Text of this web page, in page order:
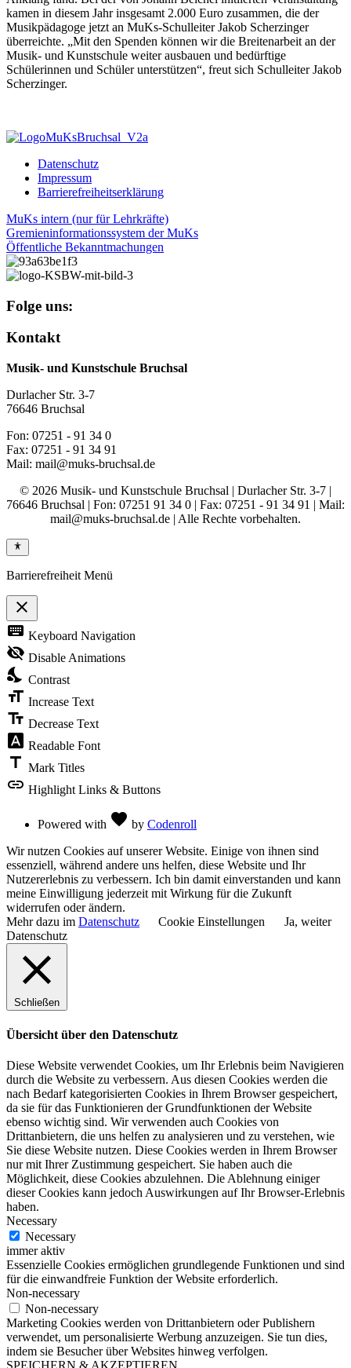
kamen in diesem Jahr insgesamt 2.000 Euro zusammen, die der
Musikpädagoge jetzt an MuKs-Schulleiter Jakob Scherzinger
überreichte. „Mit den Spenden können wir die Breitenarbeit an der
Musik- und Kunstschule weiter ausbauen und bedürftige
Schülerinnen und Schüler unterstützen“, freut sich Schulleiter Jakob
Scherzinger.
Datenschutz
Impressum
Barrierefreiheitserklärung
MuKs intern (nur für Lehrkräfte)
Gremieninformationssystem der MuKs
Öffentliche Bekanntmachungen
Folge uns:
Kontakt
Musik- und Kunstschule Bruchsal
Durlacher Str. 3-7
76646 Bruchsal
Fon: 07251 - 91 34 0
Fax: 07251 - 91 34 91
Mail: mail@muks-bruchsal.de
© 2026 Musik- und Kunstschule Bruchsal | Durlacher Str. 3-7 |
76646 Bruchsal | Fon: 07251 91 34 0 | Fax: 07251 - 91 34 91 | Mail:
mail@muks-bruchsal.de | Alle Rechte vorbehalten.
Barrierefreiheit Menü
close
Toggle
the
visibility
of
Accessibility
Toolbar
keyboard Keyboard Navigation
visibility_off Disable Animations
nights_stay Contrast
format_size Increase Text
text_fields Decrease Text
font_download Readable Font
title Mark Titles
link Highlight Links & Buttons
Powered with favorite by Codenroll
Wir nutzen Cookies auf unserer Website. Einige von ihnen sind
essenziell, während andere uns helfen, diese Website und Ihr
Nutzererlebnis zu verbessern. Ich bin damit einverstanden und kann
meine Einwilligung jederzeit mit Wirkung für die Zukunft
widerrufen oder ändern.
Mehr dazu im Datenschutz Cookie Einstellungen
Ja, weiter
Datenschutz
Schließen
Übersicht über den Datenschutz
Diese Website verwendet Cookies, um Ihr Erlebnis beim Navigieren
durch die Website zu verbessern. Aus diesen Cookies werden die
nach Bedarf kategorisierten Cookies in Ihrem Browser gespeichert,
da sie für das Funktionieren der Grundfunktionen der Website
ebenso wichtig sind. Wir verwenden auch Cookies von
Drittanbietern, die uns helfen zu analysieren und zu verstehen, wie
Sie diese Website nutzen. Diese Cookies werden in Ihrem Browser
nur mit Ihrer Zustimmung gespeichert. Sie haben auch die
Möglichkeit, diese Cookies abzulehnen. Die Ablehnung einiger
dieser Cookies kann jedoch Auswirkungen auf Ihr Browser-Erlebnis
haben.
Necessary
Necessary
immer aktiv
Essenzielle Cookies ermöglichen grundlegende Funktionen und sind
für die einwandfreie Funktion der Website erforderlich.
Non-necessary
Non-necessary
Marketing Cookies werden von Drittanbietern oder Publishern
verwendet, um personalisierte Werbung anzuzeigen. Sie tun dies,
indem sie Besucher über Websites hinweg verfolgen.
SPEICHERN & AKZEPTIEREN